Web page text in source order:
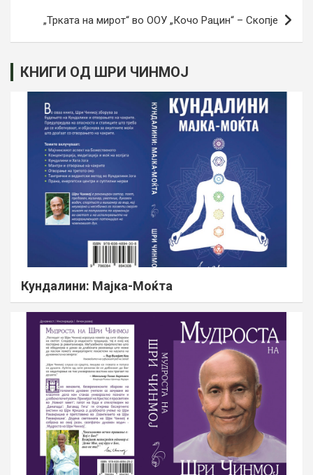
напис„Трката на мирот“ во ООУ „Кочо Рацин“ – Скопје
КНИГИ ОД ШРИ ЧИНМОЈ
Кундалини: Мајка-Моќта